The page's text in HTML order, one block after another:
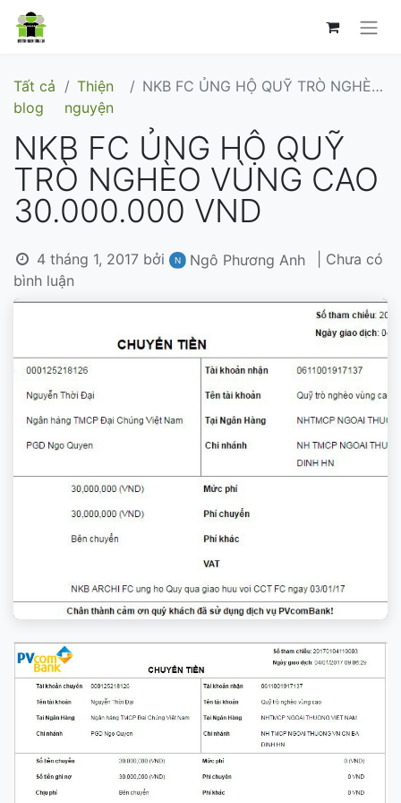
Tất cả
blog
Thiện
nguyện
NKB FC ỦNG HỘ QUỸ TRÒ NGHÈO VÙNG CAO 30.000.000 VND
NKB FC ỦNG HỘ QUỸ
TRÒ NGHÈO VÙNG CAO
30.000.000 VND
4 tháng 1, 2017 bởi Ngô Phương Anh
| Chưa có
bình luận